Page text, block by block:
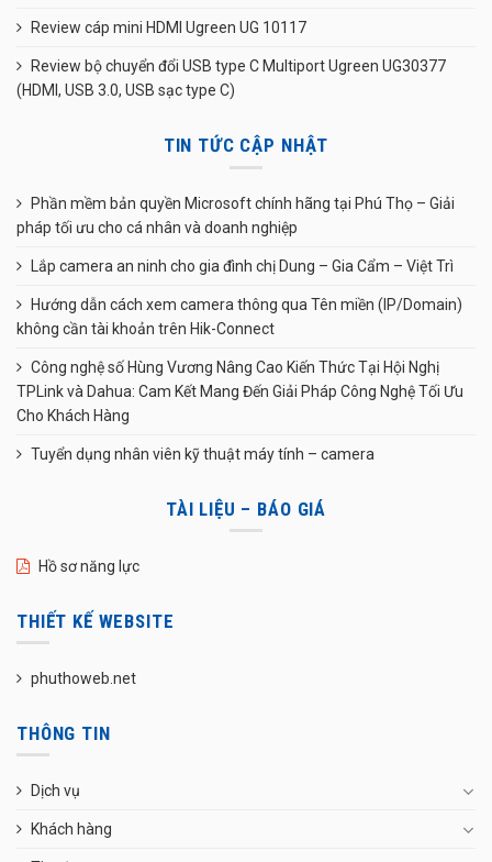
Review cáp mini HDMI Ugreen UG 10117
Review bộ chuyển đổi USB type C Multiport Ugreen UG30377
(HDMI, USB 3.0, USB sạc type C)
TIN TỨC CẬP NHẬT
Phần mềm bản quyền Microsoft chính hãng tại Phú Thọ – Giải
pháp tối ưu cho cá nhân và doanh nghiệp
Lắp camera an ninh cho gia đình chị Dung – Gia Cẩm – Việt Trì
Hướng dẫn cách xem camera thông qua Tên miền (IP/Domain)
không cần tài khoản trên Hik-Connect
Công nghệ số Hùng Vương Nâng Cao Kiến Thức Tại Hội Nghị
TPLink và Dahua: Cam Kết Mang Đến Giải Pháp Công Nghệ Tối Ưu
Cho Khách Hàng
Tuyển dụng nhân viên kỹ thuật máy tính – camera
TÀI LIỆU – BÁO GIÁ
Hồ sơ năng lực
THIẾT KẾ WEBSITE
phuthoweb.net
THÔNG TIN
Dịch vụ
Khách hàng